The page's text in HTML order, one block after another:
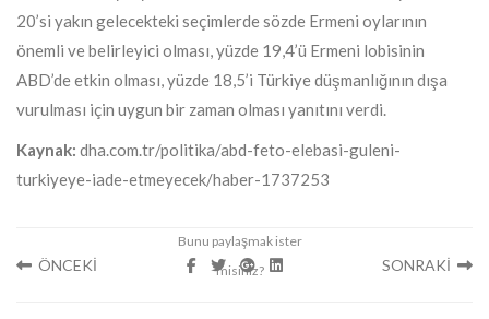
20’si yakın gelecekteki seçimlerde sözde Ermeni oylarının
önemli ve belirleyici olması, yüzde 19,4’ü Ermeni lobisinin
ABD’de etkin olması, yüzde 18,5’i Türkiye düşmanlığının dışa
vurulması için uygun bir zaman olması yanıtını verdi.
Kaynak: dha.com.tr/politika/abd-feto-elebasi-guleni-
turkiyeye-iade-etmeyecek/haber-1737253
ÖNCEKİ SONRAKİ